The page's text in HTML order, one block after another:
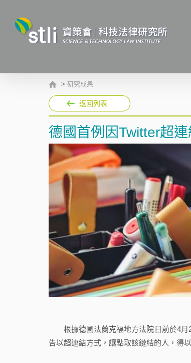
> 研究成果
返回列表
德國首例因Twitter超
根據德國法蘭克福地方法院日前於4月
告以超連結方式，讓點取該鏈結的人，得